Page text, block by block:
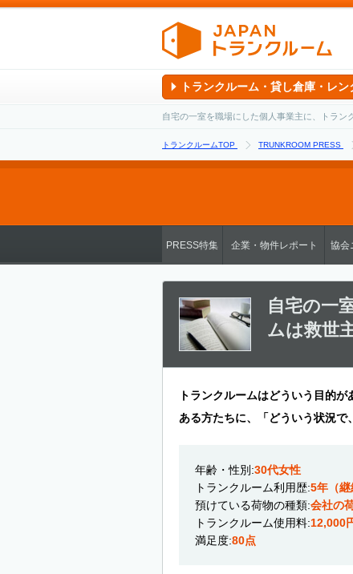
トランクルーム・貸し倉庫・レ
自宅の一室を職場にした個人事業主に、トラン
トランクルームTOP TRUNKROOM PRESS
PRESS特集 企業・物件レポート 協会
自宅の一
ムは救世
トランクルームはどういう目的
ある方たちに、「どういう状況で
年齢・性別:30代女性
トランクルーム利用歴:5年（継
預けている荷物の種類:会社の
トランクルーム使用料:12,000
満足度:80点